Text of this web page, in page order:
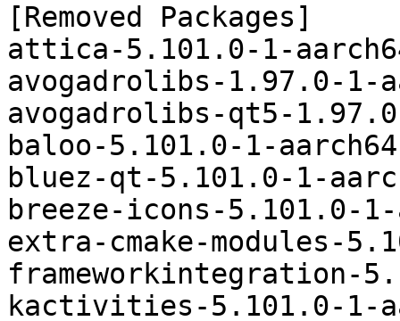
[Removed Packages]
attica-5.101.0-1-
avogadrolibs-1.97.0-1-
avogadrolibs-qt5-
baloo-5.101.0-1-
bluez-qt-5.101.0-1-
breeze-icons-5.101.0-
extra-cmake-modules-
frameworkintegration-
kactivities-5.101.0-1-